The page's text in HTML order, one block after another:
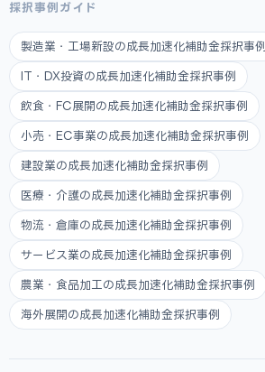
採択事例ガイド
製造業・工場新設の成長加速化補助金採択事例
IT・DX投資の成長加速化補助金採択事例
飲食・FC展開の成長加速化補助金採択事例
小売・EC事業の成長加速化補助金採択事例
建設業の成長加速化補助金採択事例
医療・介護の成長加速化補助金採択事例
物流・倉庫の成長加速化補助金採択事例
サービス業の成長加速化補助金採択事例
農業・食品加工の成長加速化補助金採択事例
海外展開の成長加速化補助金採択事例